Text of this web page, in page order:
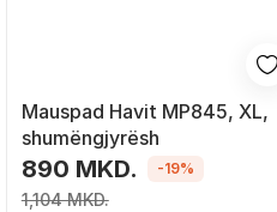
Mauspad Havit MP845, XL,
shumëngjyrësh
890 MKD.
1,104 MKD.
-19%